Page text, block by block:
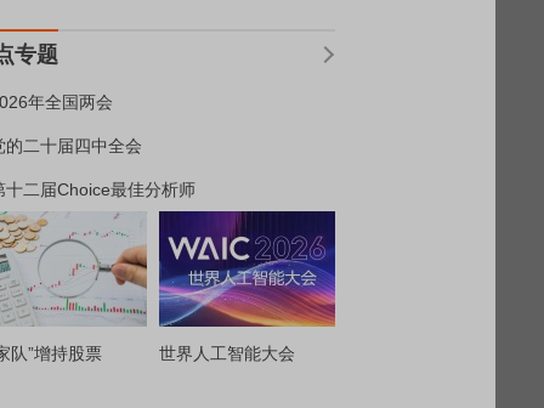
专题
年全国两会
的二十届四中全会
十二届Choice最佳分析师
队”增持股票 世界人工智能大会